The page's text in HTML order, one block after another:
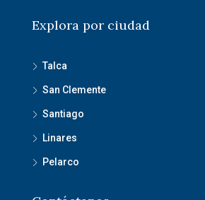
Explora por ciudad
Talca
San Clemente
Santiago
Linares
Pelarco